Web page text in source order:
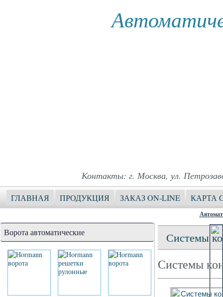
Контакты: г. Москва, ул.
ГЛАВНАЯ ПРОДУКЦИЯ ЗАКАЗ ON-LINE КАРТА
Ворота автоматические Системы
Системы